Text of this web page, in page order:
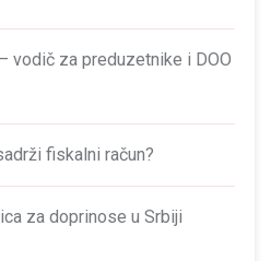
vodič za preduzetnike i DOO
fiskalni račun?
za doprinose u Srbiji